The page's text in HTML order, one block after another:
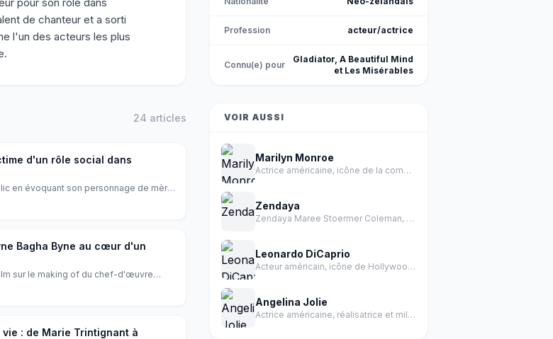
de chanteur et a sorti
l'un des acteurs les plus
24 articles
d'un rôle social dans
en évoquant son personnage de mère
a aussi encensé les jeunes stars du film
Bagha Byne au cœur d'un
sur le making of du chef-d'œuvre
casting prometteur et une production
indien.
: de Marie Trintignant à
Profession acteur/actrice
Connu(e) pour
Gladiator, A Beautiful Mind
et Les Misérables
VOIR AUSSI
Marilyn Monroe
Actrice américaine, icône de la comédie et de la sensualité des années 1950.
Zendaya
Zendaya Maree Stoermer Coleman, née le 1er septembre 1996 à Oakland en Californie, est une actrice et chanteuse américaine.
Leonardo DiCaprio
Acteur américain, icône de Hollywood, récompensé par un Oscar
Angelina Jolie
Actrice américaine, réalisatrice et militante des droits de l'homme